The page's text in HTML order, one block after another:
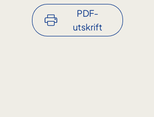
PDF-
utskrift